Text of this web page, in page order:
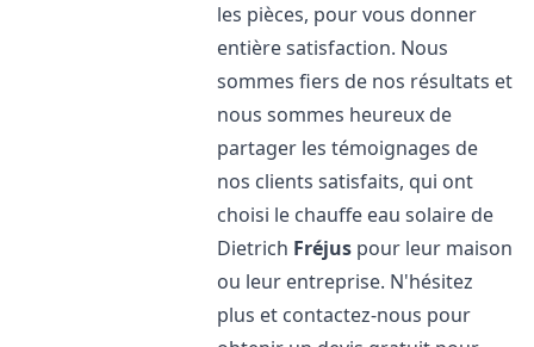
les pièces, pour vous donner
entière satisfaction. Nous
sommes fiers de nos résultats et
nous sommes heureux de
partager les témoignages de
nos clients satisfaits, qui ont
choisi le chauffe eau solaire de
Dietrich Fréjus pour leur maison
ou leur entreprise. N'hésitez
plus et contactez-nous pour